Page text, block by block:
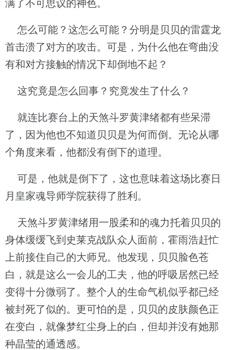
满了不可思议的神色。
怎么可能？这怎么可能？分明是贝贝的雷霆龙
首击溃了对方的攻击。可是，为什么他在弯曲没
有和对方接触的情况下却倒地不起？
这究竟是怎么回事？究竟发生了什么？
就连比赛台上的天煞斗罗黄津绪都有些呆滞
了，因为他也不知道贝贝是为何而倒。无论从哪
个角度来看，他都没有倒下的道理。
可是，他就是倒下了，这也意味着这场比赛日
月皇家魂导师学院获得了胜利。
天煞斗罗黄津绪用一股柔和的魂力托着贝贝的
身体缓缓飞到史莱克战队众人面前，霍雨浩赶忙
上前接住自己的大师兄。他发现，贝贝脸色苍
白，就是这么一会儿的工夫，他的呼吸居然已经
变得十分微弱了。整个人的生命气机似乎都已经
被封死了似的。更可怕的是，贝贝的皮肤颜色正
在变白，就像梦红尘身上的白，但却并没有她那
种晶莹的通透感。